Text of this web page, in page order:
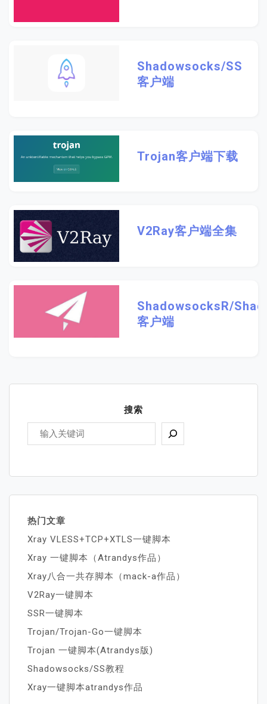
Shadowsocks/SS
客户端
Trojan客户端下载
V2Ray客户端全集
ShadowsocksR/
客户端
搜索
热门文章
Xray VLESS+TCP+XTLS一键脚本
Xray 一键脚本（Atrandys作品）
Xray八合一共存脚本（mack-a作品）
V2Ray一键脚本
SSR一键脚本
Trojan/Trojan-Go一键脚本
Trojan 一键脚本(Atrandys版)
Shadowsocks/SS教程
Xray一键脚本atrandys作品